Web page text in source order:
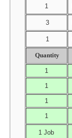
1
3
1
Quantity
1
1
1
1
1 Job